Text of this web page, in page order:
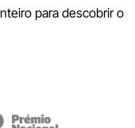
para descobrir o